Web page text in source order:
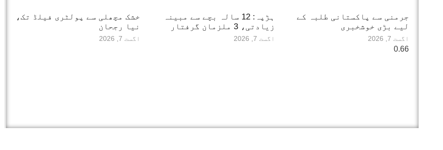
جرمنی سے پاکستانی طلبہ کے
لیے بڑی خوشخبری
اگست 7, 2026
ہڑپہ: 12 سالہ بچے سے مبینہ
زیادتی، 3 ملزمان گرفتار
اگست 7, 2026
خشک مچھلی سے پولٹری فیلڈ تک،
نیا رجحان
اگست 7, 2026